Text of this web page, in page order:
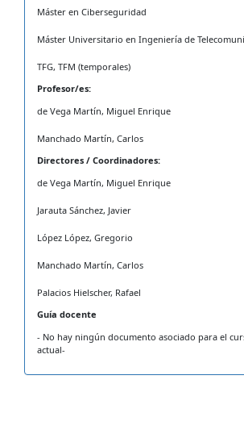
Máster en Ciberseguridad
Máster Universitario en Ingeniería de
TFG, TFM (temporales)
Profesor/es:
de Vega Martín, Miguel Enrique
Manchado Martín, Carlos
Directores / Coordinadores:
de Vega Martín, Miguel Enrique
Jarauta Sánchez, Javier
López López, Gregorio
Manchado Martín, Carlos
Palacios Hielscher, Rafael
Guía docente
- No hay ningún documento asociado para el
actual-